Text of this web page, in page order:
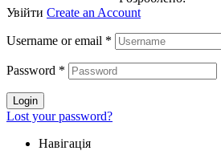
Увійти Create an Account
Username or email *
Password *
Login
Lost your password?
Навігація